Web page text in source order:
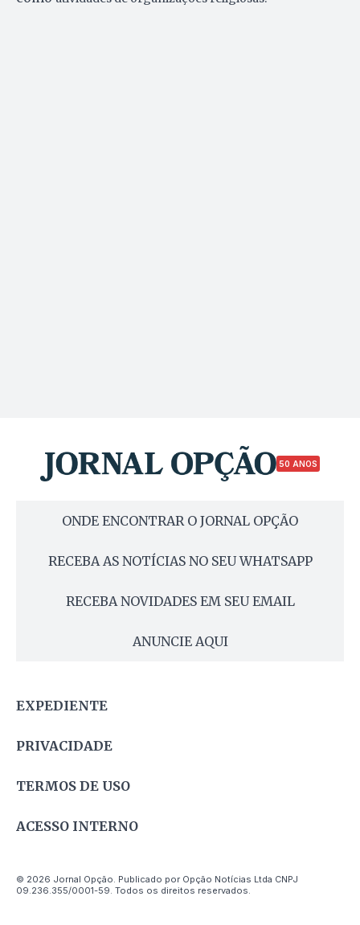
50 ANOS
ONDE ENCONTRAR O JORNAL OPÇÃO
RECEBA AS NOTÍCIAS NO SEU WHATSAPP
RECEBA NOVIDADES EM SEU EMAIL
ANUNCIE AQUI
EXPEDIENTE
PRIVACIDADE
TERMOS DE USO
ACESSO INTERNO
© 2026 Jornal Opção. Publicado por Opção Notícias Ltda CNPJ
09.236.355/0001-59. Todos os direitos reservados.